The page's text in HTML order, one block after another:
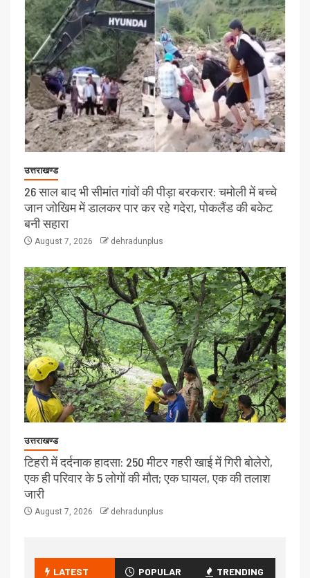
उत्तराखण्ड
26 साल बाद भी सीमांत गांवों की पीड़ा बरकरार: चमोली में बच्चे
जान जोखिम में डालकर पार कर रहे गदेरा, पोकलैंड की बकेट
बनी सहारा
August 7, 2026 dehradunplus
उत्तराखण्ड
टिहरी में दर्दनाक हादसा: 250 मीटर गहरी खाई में गिरी बोलेरो,
एक ही परिवार के 5 लोगों की मौत; एक घायल, एक की तलाश
जारी
August 7, 2026 dehradunplus
LATEST POPULAR TRENDING